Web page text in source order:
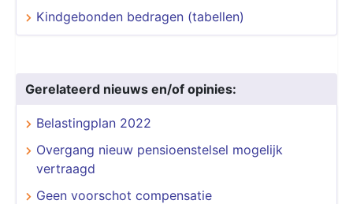
Kindgebonden bedragen (tabellen)
Gerelateerd nieuws en/of opinies:
Belastingplan 2022
Overgang nieuw pensioenstelsel mogelijk
vertraagd
Geen voorschot compensatie